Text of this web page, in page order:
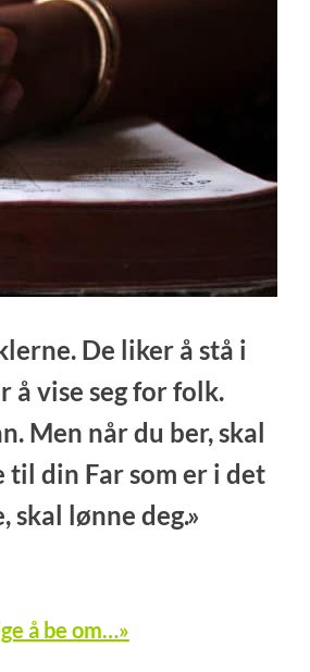
De liker å stå i
å vise seg for folk.
Men når du ber, skal
til din Far som er i det
skal lønne deg.»
å be om…»